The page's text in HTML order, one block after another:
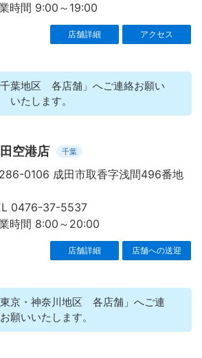
時間 9:00～19:00
店舗詳細 アクセス
葉地区 各店舗」へご連絡お願い
いたします。
空港店 千葉
0106 成田市取香字浅間496番地
0476-37-5537
時間 8:00～20:00
店舗詳細 店舗への送迎
京・神奈川地区 各店舗」へご連
願いいたします。